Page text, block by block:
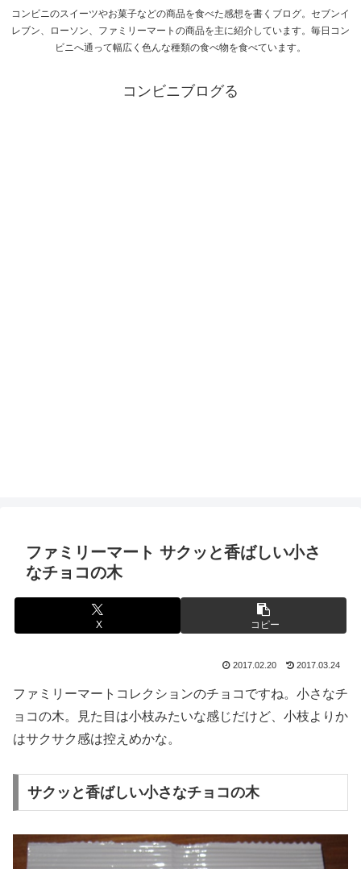
コンビニのスイーツやお菓子などの商品を食べた感想を書くブログ。セブンイ
レブン、ローソン、ファミリーマートの商品を主に紹介しています。毎日コン
ビニへ通って幅広く色んな種類の食べ物を食べています。
コンビニブログる
ファミリーマート サクッと香ばしい小さ
なチョコの木
X コピー
2017.02.20 2017.03.24
ファミリーマートコレクションのチョコですね。小さなチ
ョコの木。見た目は小枝みたいな感じだけど、小枝よりか
はサクサク感は控えめかな。
サクッと香ばしい小さなチョコの木